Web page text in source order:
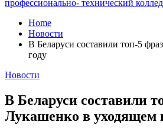
профессионально- технический
Home
Новости
В Беларуси составили топ-5
году
Новости
В Беларуси составили
Лукашенко в уходящем